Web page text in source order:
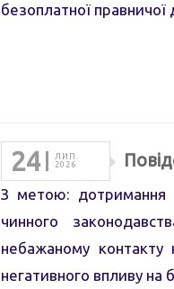
безоплатної
24
ЛИП.
2026
З метою: дотримання
чинного
небажаному контакту
негативного впливу на